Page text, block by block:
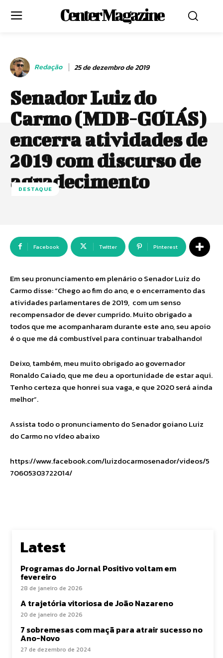
Center Magazine
Redação 25 de dezembro de 2019
Senador Luiz do
Carmo (MDB-GOIÁS)
encerra atividades de
2019 com discurso de
agradecimento
DESTAQUE
Facebook Twitter Pinterest
Em seu pronunciamento em plenário o Senador Luiz do
Carmo disse: “Chego ao fim do ano, e o encerramento das
atividades parlamentares de 2019, com um senso
recompensador de dever cumprido. Muito obrigado a
todos que me acompanharam durante este ano, seu apoio
é o que me dá combustível para continuar trabalhando!
Deixo, também, meu muito obrigado ao governador
Ronaldo Caiado, que me deu a oportunidade de estar aqui.
Tenho certeza que honrei sua vaga, e que 2020 será ainda
melhor”.
Assista todo o pronunciamento do Senador goiano Luiz
do Carmo no vídeo abaixo
https://www.facebook.com/luizdocarmosenador/videos/5
70605303722014/
Latest
Programas do Jornal Positivo voltam em
fevereiro
28 de janeiro de 2026
A trajetória vitoriosa de João Nazareno
20 de janeiro de 2026
7 sobremesas com maçã para atrair sucesso no
Ano-Novo
27 de dezembro de 2024